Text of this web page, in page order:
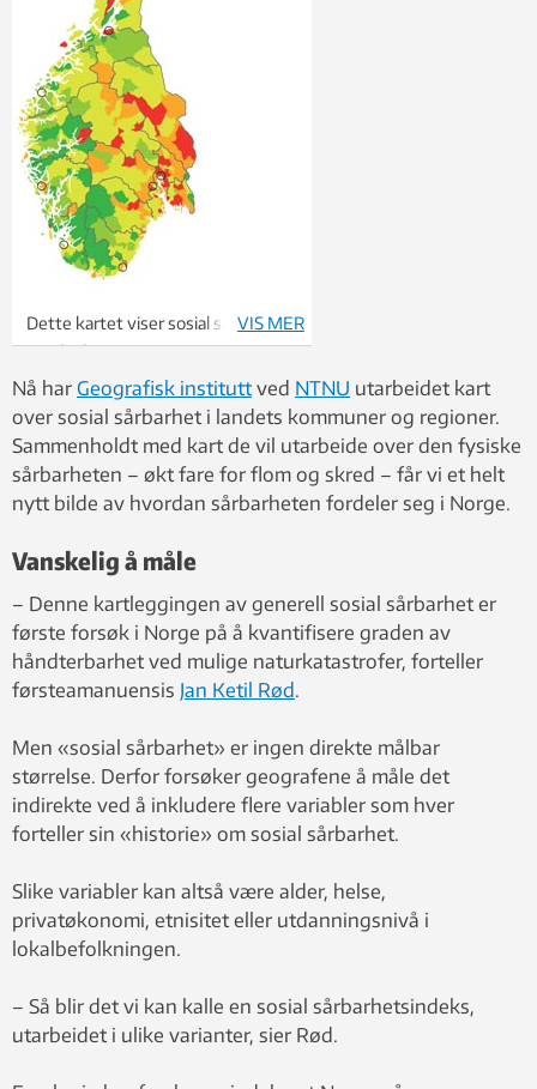
Dette kartet viser sosial sårbarhet i
norske kommuner og regioner.
Rødt betyr mest sårbar, og grønt
minst.
Kart: Ivar S. Holand, NTNU.
VIS MER
Nå har Geografisk institutt ved NTNU utarbeidet kart
over sosial sårbarhet i landets kommuner og regioner.
Sammenholdt med kart de vil utarbeide over den fysiske
sårbarheten – økt fare for flom og skred – får vi et helt
nytt bilde av hvordan sårbarheten fordeler seg i Norge.
Vanskelig å måle
– Denne kartleggingen av generell sosial sårbarhet er
første forsøk i Norge på å kvantifisere graden av
håndterbarhet ved mulige naturkatastrofer, forteller
førsteamanuensis Jan Ketil Rød.
Men «sosial sårbarhet» er ingen direkte målbar
størrelse. Derfor forsøker geografene å måle det
indirekte ved å inkludere flere variabler som hver
forteller sin «historie» om sosial sårbarhet.
Slike variabler kan altså være alder, helse,
privatøkonomi, etnisitet eller utdanningsnivå i
lokalbefolkningen.
– Så blir det vi kan kalle en sosial sårbarhetsindeks,
utarbeidet i ulike varianter, sier Rød.